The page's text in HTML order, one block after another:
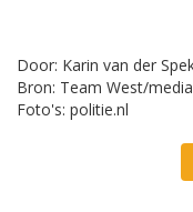
Door: Karin van der
Bron: Team West/
Foto's: politie.nl